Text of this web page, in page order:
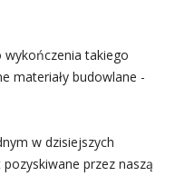
wykończenia takiego
materiały budowlane -
w dzisiejszych
przez naszą